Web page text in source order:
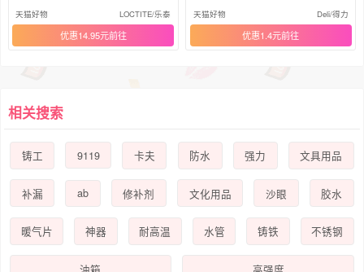
托车手表低中高强度耐高温厌氧
胶222 271 272
天猫好物 LOCTITE/乐泰
优惠14.95元
鞋运动鞋旅游鞋皮革鞋沾鞋胶防
水模型鞋子粘鞋
天猫好物 Deli/得力
优惠1.4元
相关搜索
铸工 9119 卡夫 防水 强力 文具用品
补漏 ab 修补剂 文化用品 沙眼 胶水
暖气片 神器 耐高温 水管 铸铁 不锈钢